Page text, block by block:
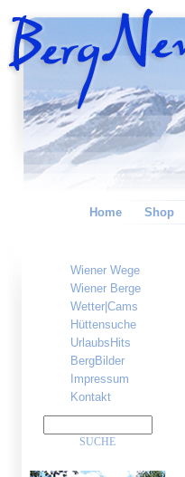
Home Shop
Wiener Wege
Wiener Berge
Wetter|Cams
Hüttensuche
UrlaubsHits
BergBilder
Impressum
Kontakt